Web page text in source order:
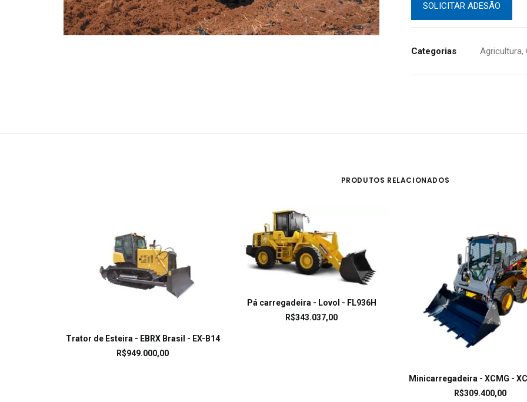
SOLICITAR ADESÃO
Categorias Agricultura,
PRODUTOS RELACIONADOS
LEIA MAIS
Trator de Esteira - EBRX Brasil - EX-B14
R$949.000,00
LEIA MAIS
Pá carregadeira - Lovol - FL936H
R$343.037,00
LEIA MAIS
Minicarregadeira - XCMG -
R$309.400,00